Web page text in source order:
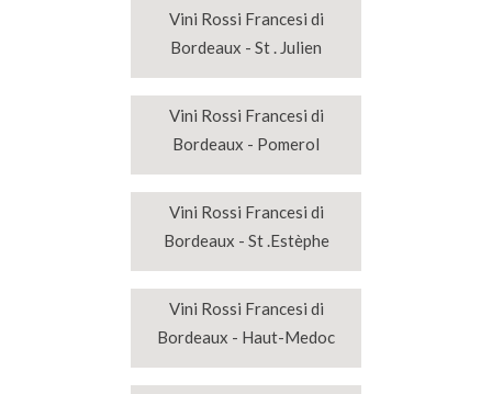
Vini Rossi Francesi di
Bordeaux - St . Julien
Vini Rossi Francesi di
Bordeaux - Pomerol
Vini Rossi Francesi di
Bordeaux - St .Estèphe
Vini Rossi Francesi di
Bordeaux - Haut-Medoc